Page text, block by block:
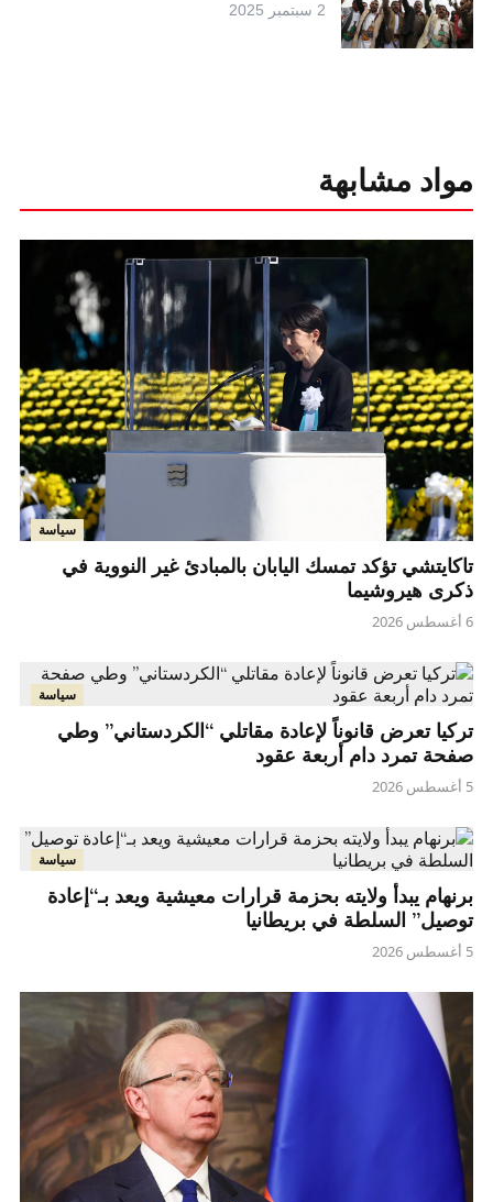
2 سبتمبر 2025
مواد مشابهة
سياسة
تاكايتشي تؤكد تمسك اليابان بالمبادئ غير النووية في
ذكرى هيروشيما
6 أغسطس 2026
سياسة
تركيا تعرض قانوناً لإعادة مقاتلي “الكردستاني” وطي
صفحة تمرد دام أربعة عقود
5 أغسطس 2026
سياسة
برنهام يبدأ ولايته بحزمة قرارات معيشية ويعد بـ“إعادة
توصيل” السلطة في بريطانيا
5 أغسطس 2026